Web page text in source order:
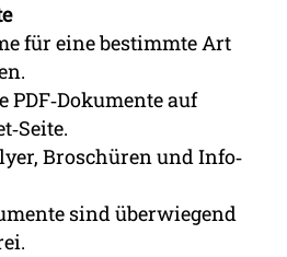
für eine bestimmte Art
auf
Broschüren und Info‐
sind überwiegend